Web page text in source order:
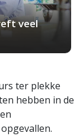
veel
ter plekke
hebben in de